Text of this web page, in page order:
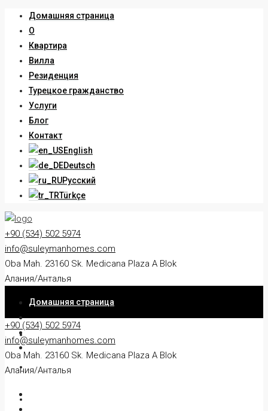
Домашняя страница
О
Квартира
Вилла
Резиденция
Турецкое гражданство
Услуги
Блог
Контакт
English
Deutsch
Русский
Türkçe
+90 (534) 502 5974
info@suleymanhomes.com
Oba Mah. 23160 Sk. Medicana Plaza A Blok
Алания/Анталья
Домашняя страница
Квартира
+90 (534) 502 5974
info@suleymanhomes.com
Oba Mah. 23160 Sk. Medicana Plaza A Blok
Алания/Анталья